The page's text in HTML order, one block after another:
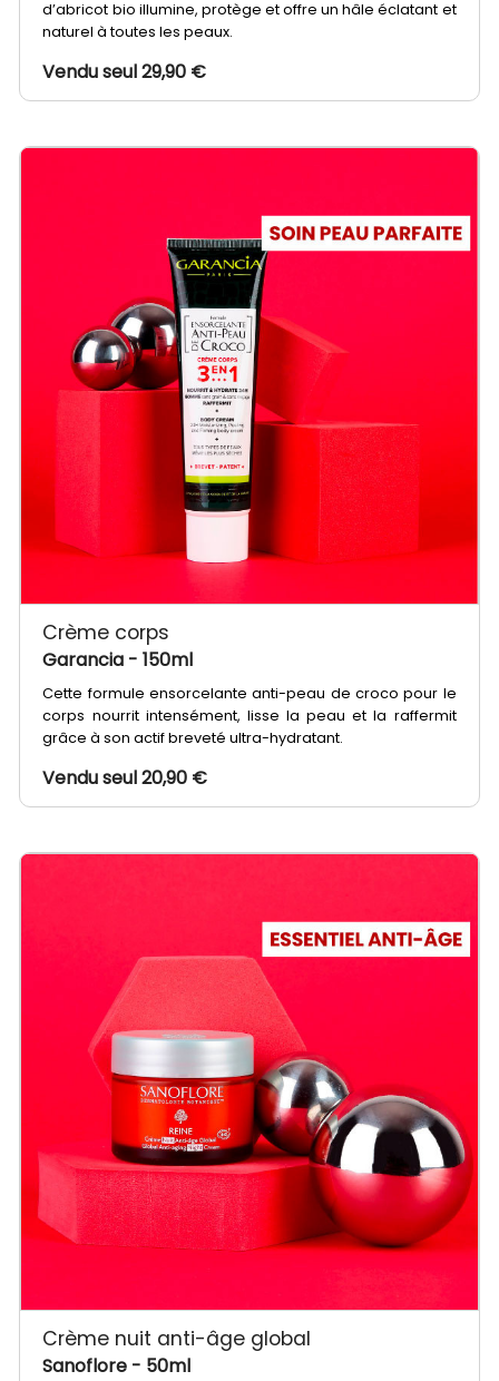
d’abricot bio illumine, protège et offre un hâle éclatant et
naturel à toutes les peaux.
Vendu seul 29,90 €
Crème corps
Garancia - 150ml
Cette formule ensorcelante anti-peau de croco pour le
corps nourrit intensément, lisse la peau et la raffermit
grâce à son actif breveté ultra-hydratant.
Vendu seul 20,90 €
Crème nuit anti-âge global
Sanoflore - 50ml